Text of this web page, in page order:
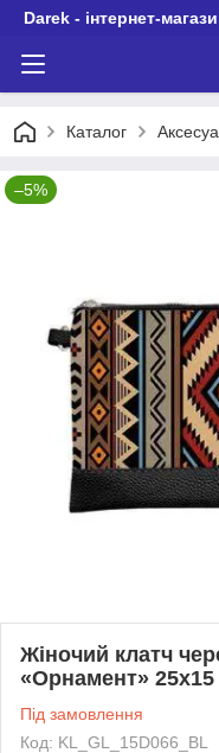
Darek - інтернет-
Каталог
–5%
Жіночий клатч
«Орнамент» 25х15
Під замовлення
Код: KL_GL_15D066_BL